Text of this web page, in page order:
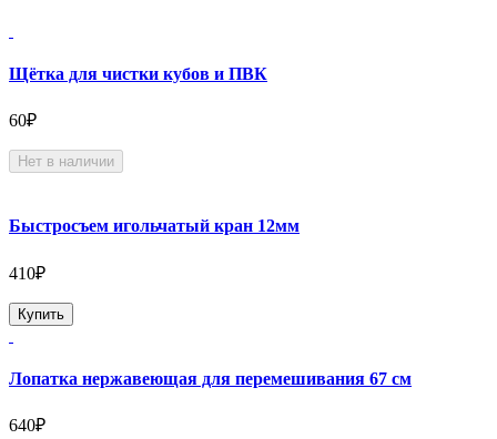
Щётка для чистки кубов и ПВК
60₽
Нет в наличии
Быстросъем игольчатый кран 12мм
410₽
Купить
Лопатка нержавеющая для перемешивания 67 см
640₽